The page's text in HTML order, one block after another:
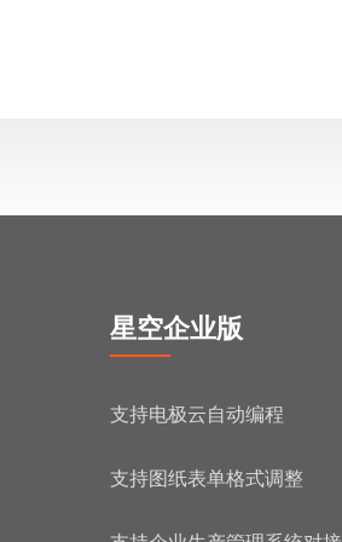
星空企业版
支持电极云自动编程
支持图纸表单格式调整